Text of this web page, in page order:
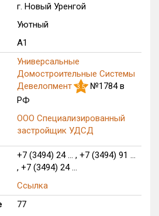
до
с продажами
2 из 390
г. Новый Уренгой
Уютный
А1
Универсальные
Домостроительные Системы
Девелопмент
3.5
№1784 в
РФ
ООО Специализированный
застройщик УДСД
+7 (3494) 24 ... , +7 (3494) 91 ...
, +7 (3494) 24 ...
Ссылка
77